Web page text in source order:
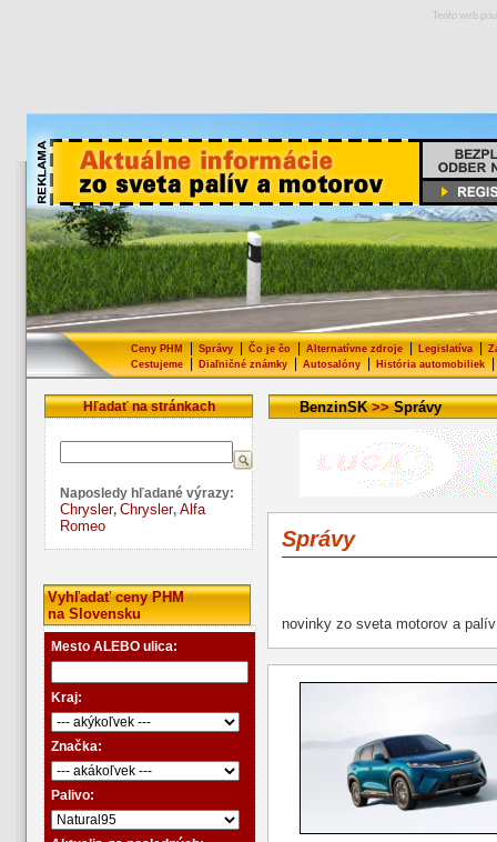
Tento web
Ceny PHM Správy Čo je čo Alternatívne zdroje Legislatíva
Cestujeme| Diaľničné známky| Autosalóny| História automobiliek|
Hľadať na stránkach
Naposledy hľadané výrazy:
Chrysler, Chrysler, Alfa
Romeo
Vyhľadať ceny PHM
na Slovensku
Mesto ALEBO ulica:
Kraj:
Značka:
Palivo:
BenzinSK>>Správy
Správy
novinky zo sveta motorov a palív